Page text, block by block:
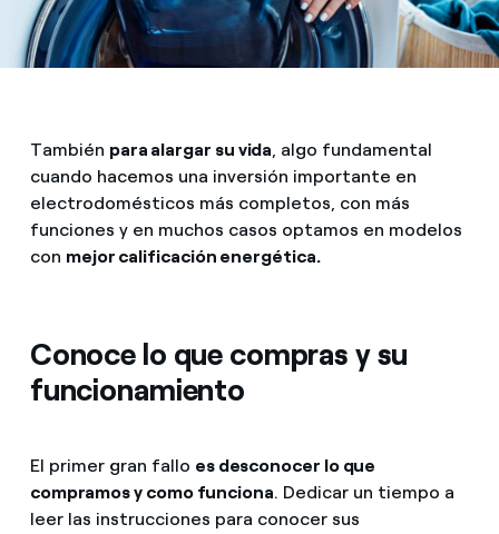
También para alargar su vida, algo fundamental
cuando hacemos una inversión importante en
electrodomésticos más completos, con más
funciones y en muchos casos optamos en modelos
con mejor calificación energética.
Conoce lo que compras y su
funcionamiento
El primer gran fallo es desconocer lo que
compramos y como funciona. Dedicar un tiempo a
leer las instrucciones para conocer sus